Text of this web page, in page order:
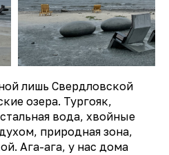
лишь Свердловской
озера. Тургояк,
вода, хвойные
природная зона,
Ага-ага, у нас дома